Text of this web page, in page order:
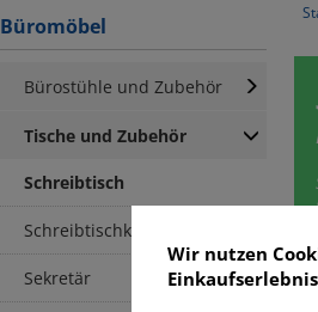
Büromöbel
Bürostühle und Zubehör
Tische und Zubehör
Schreibtisch
Schreibtischkombination
Sekretär
Wir nutzen